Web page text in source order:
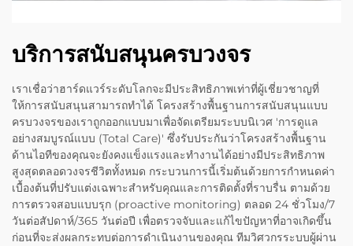
บริการสนับสนุนครบวงจร
เราเชื่อว่าฮาร์ดแวร์ระดับโลกจะมีประสิทธิภาพเท่าที่ผู้เชี่ยวชาญที่
ให้การสนับสนุนสามารถทำได้ โครงสร้างพื้นฐานการสนับสนุนแบบ
ครบวงจรของเราถูกออกแบบมาเพื่อจัดเตรียมระบบนิเวศ 'การดูแล
อย่างสมบูรณ์แบบ (Total Care)' ซึ่งรับประกันว่าโครงสร้างพื้นฐาน
ด้านไอทีของคุณจะยังคงแข็งแรงและทำงานได้อย่างมีประสิทธิภาพ
สูงสุดตลอดวงจรชีวิตทั้งหมด กระบวนการนี้เริ่มต้นด้วยการกำหนดค่า
เบื้องต้นที่ปรับแต่งเฉพาะสำหรับคุณและการติดตั้งที่ราบรื่น ตามด้วย
การตรวจสอบแบบรุก (proactive monitoring) ตลอด 24 ชั่วโมง/7
วันต่อสัปดาห์/365 วันต่อปี เพื่อตรวจจับและแก้ไขปัญหาที่อาจเกิดขึ้น
ก่อนที่จะส่งผลกระทบต่อการดำเนินงานของคุณ ทีมวิศวกรระบบผู้ผ่าน